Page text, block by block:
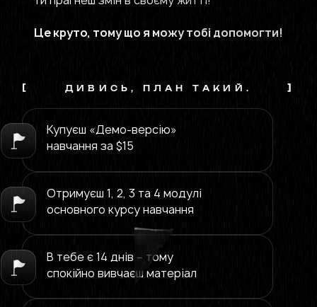
Це круто, тому що я можу тобі допомогти!
[ ДИВИСЬ, ПЛАН ТАКИЙ. ]
Купуєш «Демо-версію»
навчання за $15
Отримуєш 1, 2, 3 та 4 модулі
основного курсу навчання
В тебе є 14 днів – тому
спокійно вивчаєш матеріал